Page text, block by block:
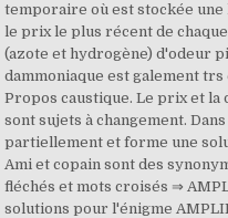
temporaire où est stockée
le prix le plus récent de
(azote et hydrogène) d'odeur
dammoniaque est galement
Propos caustique. Le prix et
sont sujets à changement.
partiellement et forme une
Ami et copain sont des
fléchés et mots croisés ⇒
solutions pour l'énigme